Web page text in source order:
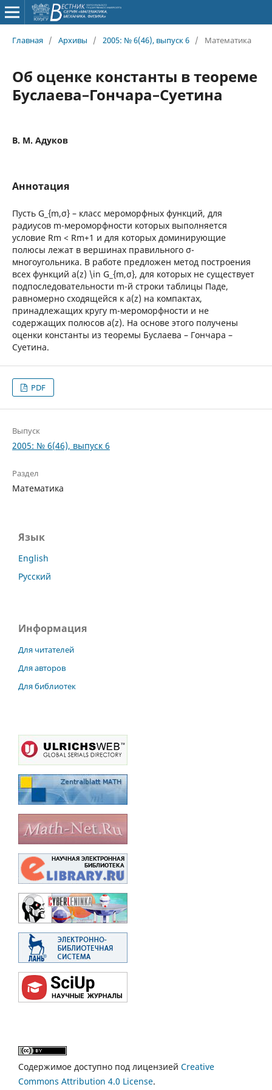
Главная / Архивы / 2005: № 6(46), выпуск 6 / Математика
Об оценке константы в теореме
Буслаева–Гончара–Суетина
В. М. Адуков
Аннотация
Пусть G_{m,σ} – класс мероморфных функций, для
радиусов m-мероморфности которых выполняется
условие Rm < Rm+1 и для которых доминирующие
полюсы лежат в вершинах правильного σ-
многоугольника. В работе предложен метод построения
всех функций a(z) \in G_{m,σ}, для которых не существует
подпоследовательности m-й строки таблицы Паде,
равномерно сходящейся к a(z) на компактах,
принадлежащих кругу m-мероморфности и не
содержащих полюсов a(z). На основе этого получены
оценки константы из теоремы Буслаева – Гончара –
Суетина.
PDF
Выпуск
2005: № 6(46), выпуск 6
Раздел
Математика
Язык
English
Русский
Информация
Для читателей
Для авторов
Для библиотек
Содержимое доступно под лицензией Creative
Commons Attribution 4.0 License.